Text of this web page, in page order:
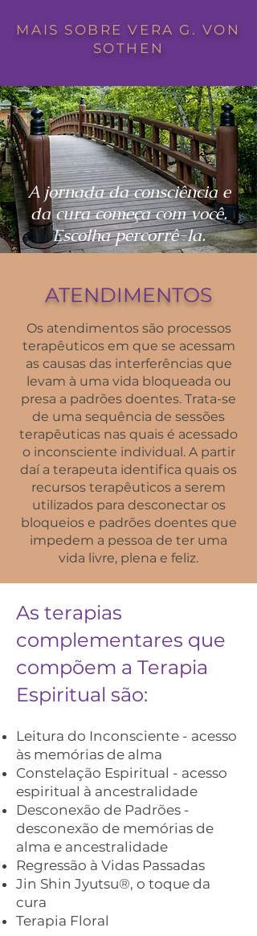
MAIS SOBRE VERA G. VON
SOTHEN
A jornada da consciência e
da cura começa com você.
Escolha percorrê-la.
ATENDIMENTOS
Os atendimentos são processos
terapêuticos em que se acessam
as causas das interferências que
levam à uma vida bloqueada ou
presa a padrões doentes. Trata-se
de uma sequência de sessões
terapêuticas nas quais é acessado
o inconsciente individual. A partir
daí a terapeuta identifica quais os
recursos terapêuticos a serem
utilizados para desconectar os
bloqueios e padrões doentes que
impedem a pessoa de ter uma
vida livre, plena e feliz.
As terapias
complementares que
compõem a Terapia
Espiritual são:
Leitura do Inconsciente - acesso
às memórias de alma
Constelação Espiritual - acesso
espiritual à ancestralidade
Desconexão de Padrões -
desconexão de memórias de
alma e ancestralidade
Regressão à Vidas Passadas
Jin Shin Jyutsu®, o toque da
cura
Terapia Floral